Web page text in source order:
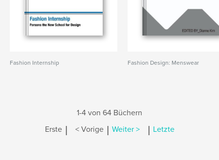
Fashion Internship Fashion Design: Menswear
1-4 von 64 Büchern
Erste | < Vorige | Weiter > | Letzte